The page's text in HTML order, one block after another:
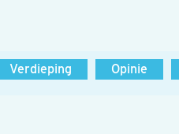
Verdieping Opinie